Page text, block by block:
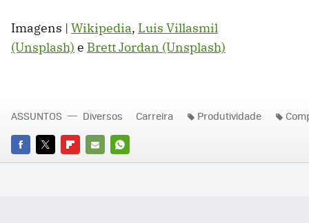
Imagens | Wikipedia, Luis Villasmil
(Unsplash) e Brett Jordan (Unsplash)
FACEBOOK
TWITTERFLIPBOARD
E-
WHATSAPP
ASSUNTOS Diversos Carreira Produtividade